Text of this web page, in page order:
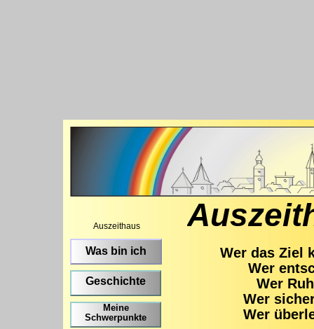
Auszeithaus
Wer das Ziel
Wer
Wer
Wer
Wer
Was bin ich
Meine
Schwerpunkte
Geschichte